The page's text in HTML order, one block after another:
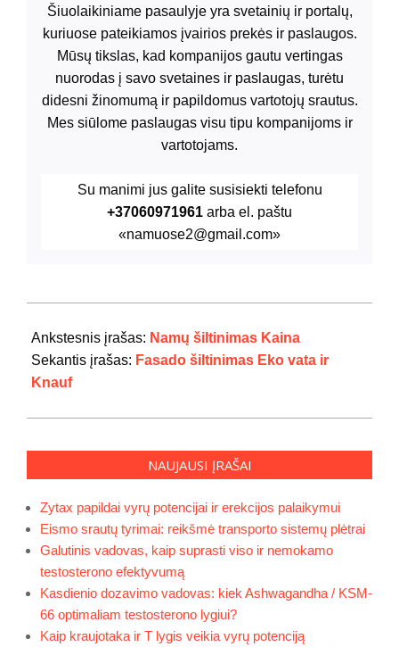
Šiuolaikiniame pasaulyje yra svetainių ir portalų,
kuriuose pateikiamos įvairios prekės ir paslaugos.
Mūsų tikslas, kad kompanijos gautu vertingas
nuorodas į savo svetaines ir paslaugas, turėtu
didesni žinomumą ir papildomus vartotojų srautus.
Mes siūlome paslaugas visu tipu kompanijoms ir
vartotojams.
Su manimi jus galite susisiekti telefonu
+37060971961 arba el. paštu
«namuose2@gmail.com»
08-
29
Ankstesnis įrašas: Namų šiltinimas Kaina
Sekantis įrašas: Fasado šiltinimas Eko vata ir
Knauf
NAUJAUSI ĮRAŠAI
Zytax papildai vyrų potencijai ir erekcijos palaikymui
Eismo srautų tyrimai: reikšmė transporto sistemų plėtrai
Galutinis vadovas, kaip suprasti viso ir nemokamo
testosterono efektyvumą
Kasdienio dozavimo vadovas: kiek Ashwagandha / KSM-
66 optimaliam testosterono lygiui?
Kaip kraujotaka ir T lygis veikia vyrų potenciją